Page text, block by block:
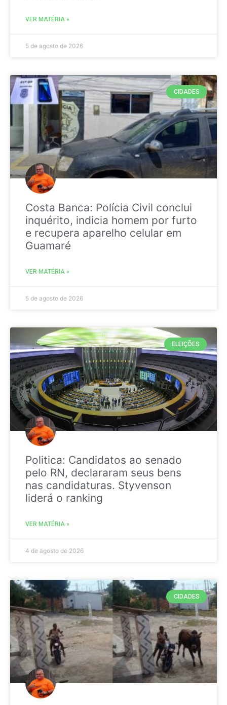
VER MATÉRIA »
5 de agosto de 2026
CIDADES
Costa Banca: Polícia Civil conclui
inquérito, indicia homem por furto
e recupera aparelho celular em
Guamaré
VER MATÉRIA »
5 de agosto de 2026
ELEIÇÕES
Politica: Candidatos ao senado
pelo RN, declararam seus bens
nas candidaturas. Styvenson
liderá o ranking
VER MATÉRIA »
4 de agosto de 2026
CIDADES